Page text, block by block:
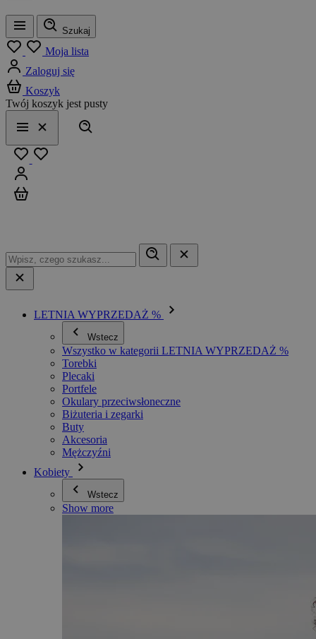
Menu
Szukaj
Moja lista
Zaloguj się
Koszyk
Twój koszyk jest pusty
Menu
Zamknij
LETNIA WYPRZEDAŻ %
Wstecz
Wszystko w kategorii LETNIA WYPRZEDAŻ %
Torebki
Plecaki
Portfele
Okulary przeciwsłoneczne
Biżuteria i zegarki
Buty
Akcesoria
Mężczyźni
Kobiety
Wstecz
Show more